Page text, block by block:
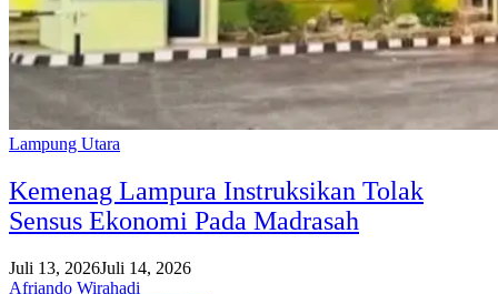
Lampung Utara
Kemenag Lampura Instruksikan Tolak
Sensus Ekonomi Pada Madrasah
Juli 13, 2026Juli 14, 2026
Afriando Wirahadi